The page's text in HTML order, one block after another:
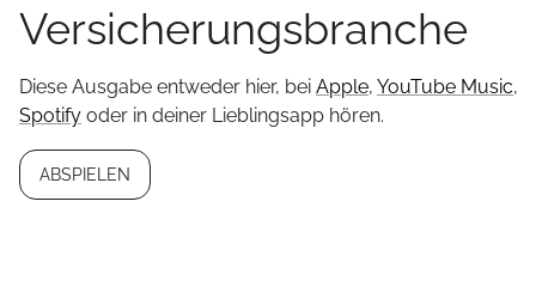
Versicherungsbranche
Diese Ausgabe entweder hier, bei Apple, YouTube Music,
Spotify oder in deiner Lieblingsapp hören.
ABSPIELEN